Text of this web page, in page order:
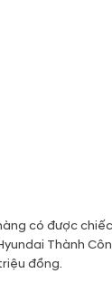
có được
Thành
đồng.